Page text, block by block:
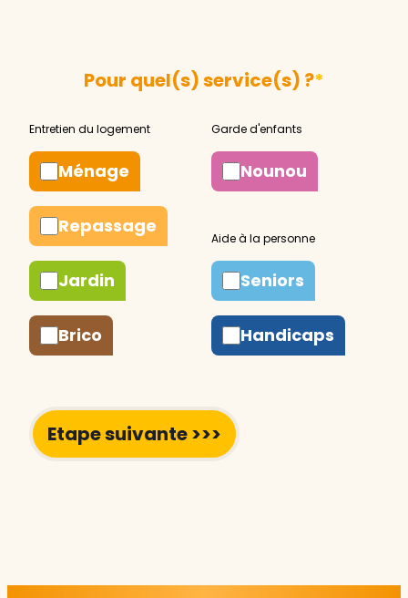
Pour quel(s) service(s) ?*
Ménage
Repassage
Jardin
Brico
Nounou
Seniors
Handicaps